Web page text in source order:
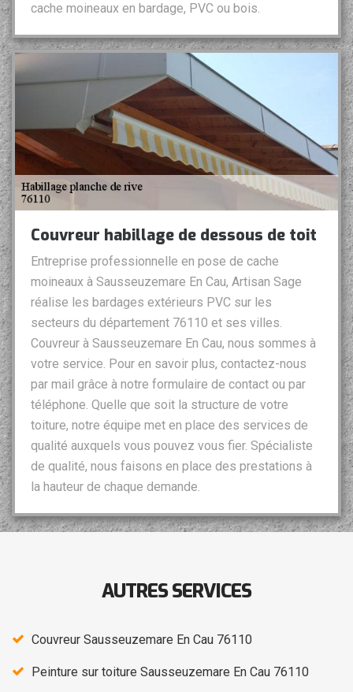
cache moineaux en bardage, PVC ou bois.
Couvreur habillage de dessous de toit
Entreprise professionnelle en pose de cache
moineaux à Sausseuzemare En Cau, Artisan Sage
réalise les bardages extérieurs PVC sur les
secteurs du département 76110 et ses villes.
Couvreur à Sausseuzemare En Cau, nous sommes à
votre service. Pour en savoir plus, contactez-nous
par mail grâce à notre formulaire de contact ou par
téléphone. Quelle que soit la structure de votre
toiture, notre équipe met en place des services de
qualité auxquels vous pouvez vous fier. Spécialiste
de qualité, nous faisons en place des prestations à
la hauteur de chaque demande.
AUTRES SERVICES
Couvreur Sausseuzemare En Cau 76110
Peinture sur toiture Sausseuzemare En Cau 76110